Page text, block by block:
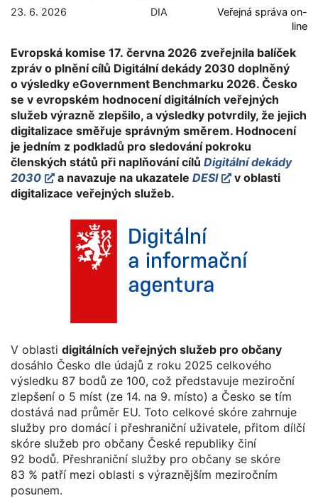
23. 6. 2026 DIA
Veřejná správa on-
line
Evropská komise 17. června 2026 zveřejnila balíček
zpráv o plnění cílů Digitální dekády 2030 doplněný
o výsledky eGovernment Benchmarku 2026. Česko
se v evropském hodnocení digitálních veřejných
služeb výrazně zlepšilo, a výsledky potvrdily, že jejich
digitalizace směřuje správným směrem. Hodnocení
je jedním z podkladů pro sledování pokroku
členských států při naplňování cílů Digitální dekády
2030
a navazuje na ukazatele DESI
v oblasti
digitalizace veřejných služeb.
V oblasti digitálních veřejných služeb pro občany
dosáhlo Česko dle údajů z roku 2025 celkového
výsledku 87 bodů ze 100, což představuje meziroční
zlepšení o 5 míst (ze 14. na 9. místo) a Česko se tím
dostává nad průměr EU. Toto celkové skóre zahrnuje
služby pro domácí i přeshraniční uživatele, přitom dílčí
skóre služeb pro občany České republiky činí
92 bodů. Přeshraniční služby pro občany se skóre
83 % patří mezi oblasti s výraznějším meziročním
posunem.